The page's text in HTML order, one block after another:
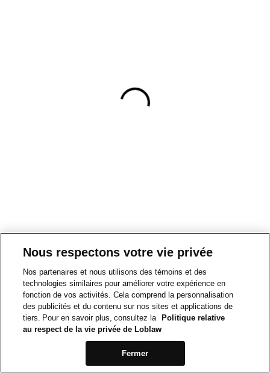
Nous respectons votre vie privée
Nos partenaires et nous utilisons des témoins et des
technologies similaires pour améliorer votre expérience en
fonction de vos activités. Cela comprend la personnalisation
des publicités et du contenu sur nos sites et applications de
tiers. Pour en savoir plus, consultez la
Politique relative
au respect de la vie privée de Loblaw
Fermer